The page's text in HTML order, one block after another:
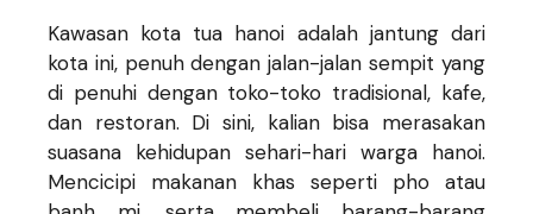
Kawasan kota tua hanoi adalah jantung dari
kota ini, penuh dengan jalan-jalan sempit yang
di penuhi dengan toko-toko tradisional, kafe,
dan restoran. Di sini, kalian bisa merasakan
suasana kehidupan sehari-hari warga hanoi.
Mencicipi makanan khas seperti pho atau